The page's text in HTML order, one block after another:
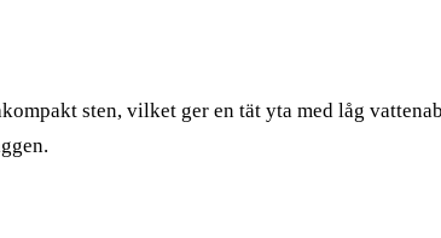
sten, vilket ger en tät yta med låg